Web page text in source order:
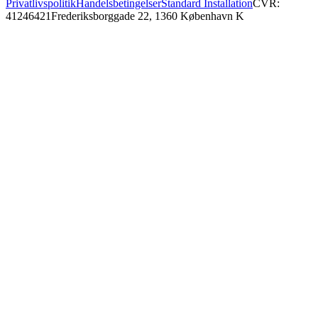
PrivatlivspolitikHandelsbetingelserStandard InstallationCVR:
41246421Frederiksborggade 22, 1360 København K